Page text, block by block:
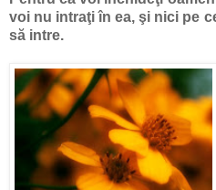
voi nu intraţi în ea, şi nici pe
să intre.